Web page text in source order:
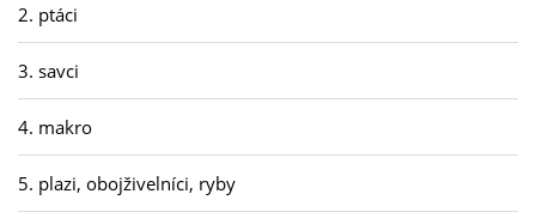
2. ptáci
3. savci
4. makro
5. plazi, obojživelníci, ryby